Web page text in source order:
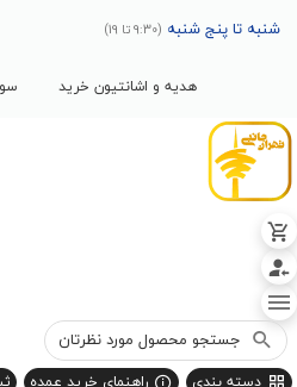
شنبه
هدیه و اشانتیون خرید سوالی دارید؟
راهنمای خرید عمده ثبت نام/